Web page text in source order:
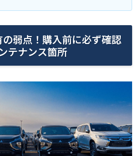
弱点！購入前に必ず確認
テナンス箇所